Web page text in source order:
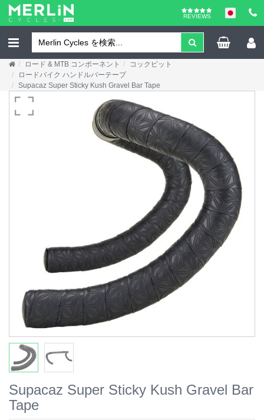
REVIEWS
ロード & MTB コンポーネント
コックピット
ロードバイク ハンドルバーテープ
Supacaz Super Sticky Kush Gravel Bar Tape
Supacaz Super Sticky Kush Gravel Bar
Tape